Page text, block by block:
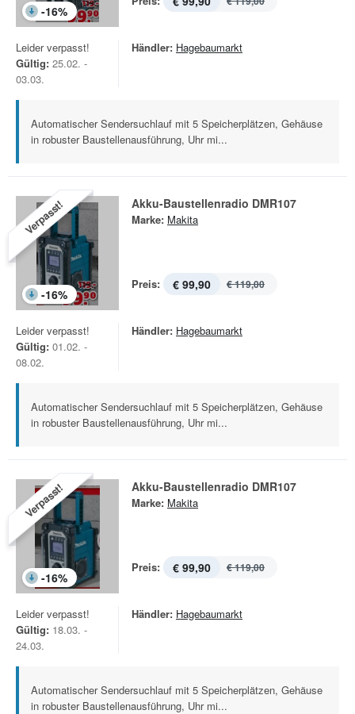
-16%
Leider verpasst!
Gültig: 25.02. -
03.03.
Händler: Hagebaumarkt
Automatischer Sendersuchlauf mit 5 Speicherplätzen, Gehäuse
in robuster Baustellenausführung, Uhr mi...
Verpasst!
-16%
Akku-Baustellenradio DMR107
Marke: Makita
Preis: € 99,90 € 119,00
Leider verpasst!
Gültig: 01.02. -
08.02.
Händler: Hagebaumarkt
Automatischer Sendersuchlauf mit 5 Speicherplätzen, Gehäuse
in robuster Baustellenausführung, Uhr mi...
Verpasst!
-16%
Akku-Baustellenradio DMR107
Marke: Makita
Preis: € 99,90 € 119,00
Leider verpasst!
Gültig: 18.03. -
24.03.
Händler: Hagebaumarkt
Automatischer Sendersuchlauf mit 5 Speicherplätzen, Gehäuse
in robuster Baustellenausführung, Uhr mi...